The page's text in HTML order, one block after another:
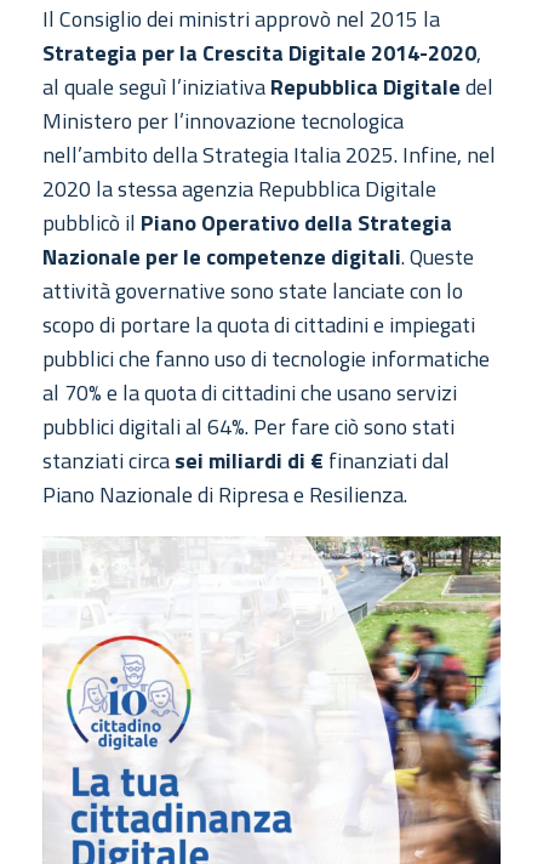
Il Consiglio dei ministri approvò nel 2015 la
Strategia per la Crescita Digitale 2014-2020,
al quale seguì l’iniziativaRepubblica Digitaledel
Ministero per l’innovazione tecnologica
nell’ambito della Strategia Italia 2025. Infine, nel
2020 la stessa agenzia Repubblica Digitale
pubblicò il Piano Operativo della Strategia
Nazionale per le competenze digitali. Queste
attività governative sono state lanciate con lo
scopo di portare la quota di cittadini e impiegati
pubblici che fanno uso di tecnologie informatiche
al 70% e la quota di cittadini che usano servizi
pubblici digitali al 64%. Per fare ciò sono stati
stanziati circasei miliardi di € finanziati dal
Piano Nazionale di Ripresa e Resilienza.